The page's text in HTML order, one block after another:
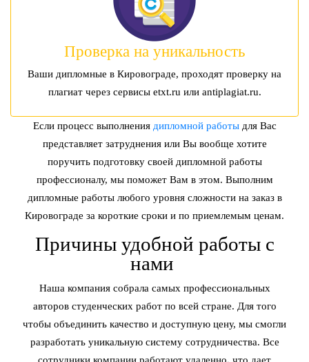
Проверка на уникальность
Ваши дипломные в Кировограде, проходят проверку на
плагиат через сервисы etxt.ru или antiplagiat.ru.
Если процесс выполнения дипломной работыдля Вас
представляет затруднения или Вы вообще хотите
поручить подготовку своей дипломной работы
профессионалу, мы поможет Вам в этом. Выполним
дипломные работы любого уровня сложности на заказ в
Кировограде за короткие сроки и по приемлемым ценам.
Причины удобной работы с
нами
Наша компания собрала самых профессиональных
авторов студенческих работ по всей стране. Для того
чтобы объединить качество и доступную цену, мы смогли
разработать уникальную систему сотрудничества. Все
сотрудники компании работают удаленно, что дает